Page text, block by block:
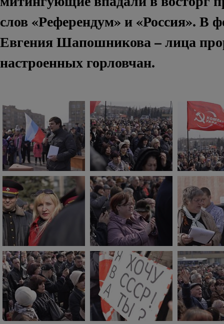
слов «Референдум» и «Россия». В
Евгения Шапошникова – лица
настроенных горловчан.